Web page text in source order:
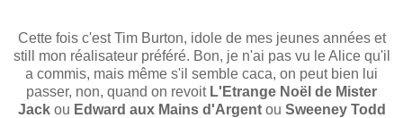
Cette fois c'est Tim Burton, idole de mes jeunes années et
still mon réalisateur préféré. Bon, je n'ai pas vu le Alice qu'il
a commis, mais même s'il semble caca, on peut bien lui
passer, non, quand on revoit L'Etrange Noël de Mister
Jackou Edward aux Mains d'Argentou Sweeney Todd